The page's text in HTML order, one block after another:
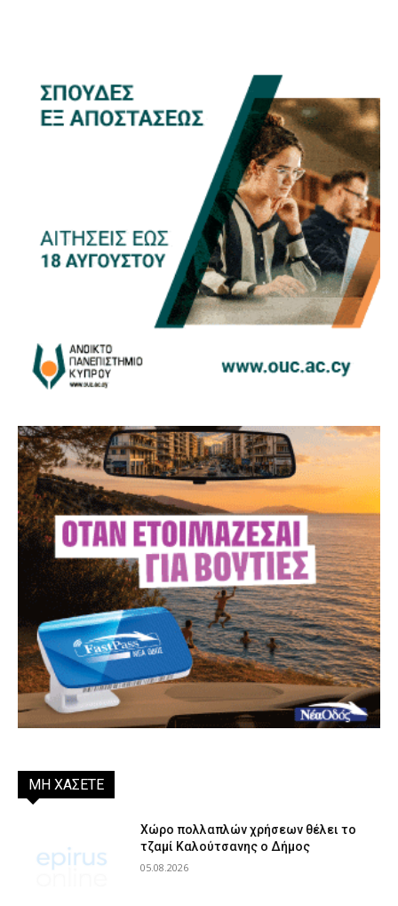
ΜΗ ΧΑΣΕΤΕ
Χώρο πολλαπλών χρήσεων θέλει το
τζαμί Καλούτσανης ο Δήμος
05.08.2026